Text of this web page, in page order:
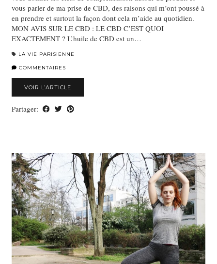
vous parler de ma prise de CBD, des raisons qui m’ont poussé à
en prendre et surtout la façon dont cela m’aide au quotidien.
MON AVIS SUR LE CBD : LE CBD C’EST QUOI
EXACTEMENT ? L’huile de CBD est un…
LA VIE PARISIENNE
COMMENTAIRES
VOIR L’ARTICLE
Partager: